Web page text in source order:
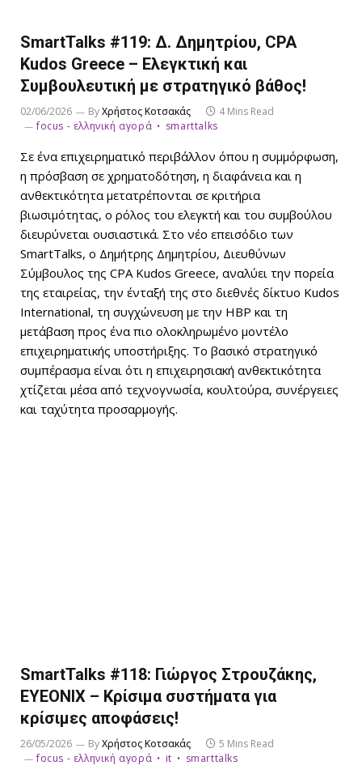
SmartTalks #119: Δ. Δημητρίου, CPA
Kudos Greece – Ελεγκτική και
Συμβουλευτική με στρατηγικό βάθος!
02/06/2026 ByΧρήστος Κοτσακάς
4 Mins Read
focus - ελληνική αγορά
smarttalks
Σε ένα επιχειρηματικό περιβάλλον όπου η συμμόρφωση,
η πρόσβαση σε χρηματοδότηση, η διαφάνεια και η
ανθεκτικότητα μετατρέπονται σε κριτήρια
βιωσιμότητας, ο ρόλος του ελεγκτή και του συμβούλου
διευρύνεται ουσιαστικά. Στο νέο επεισόδιο των
SmartTalks, ο Δημήτρης Δημητρίου, Διευθύνων
Σύμβουλος της CPA Kudos Greece, αναλύει την πορεία
της εταιρείας, την ένταξή της στο διεθνές δίκτυο Kudos
International, τη συγχώνευση με την HBP και τη
μετάβαση προς ένα πιο ολοκληρωμένο μοντέλο
επιχειρηματικής υποστήριξης. Το βασικό στρατηγικό
συμπέρασμα είναι ότι η επιχειρησιακή ανθεκτικότητα
χτίζεται μέσα από τεχνογνωσία, κουλτούρα, συνέργειες
και ταχύτητα προσαρμογής.
SmartTalks #118: Γιώργος Στρουζάκης,
EYEONIX – Κρίσιμα συστήματα για
κρίσιμες αποφάσεις!
26/05/2026 ByΧρήστος Κοτσακάς
5 Mins Read
focus - ελληνική αγορά
it smarttalks